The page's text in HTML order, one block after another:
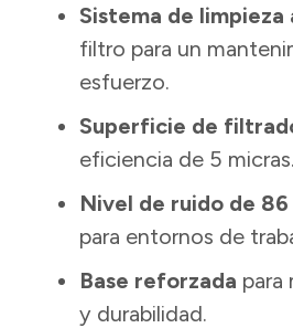
Sistema de
filtro para un
esfuerzo.
Superficie de
eficiencia de 5 micras.
Nivel de ruido de 86
para entornos de
Base reforzada para
y durabilidad.